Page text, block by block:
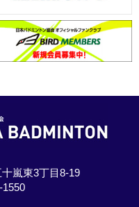
嵐東3丁目8-19
1550